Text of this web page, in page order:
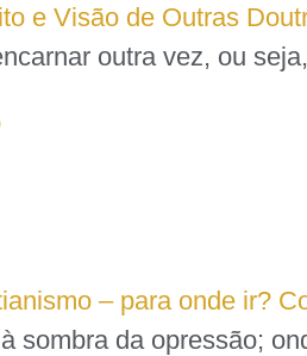
e Visão de Outras
outra vez, ou
– para onde ir?
sombra da opressão;